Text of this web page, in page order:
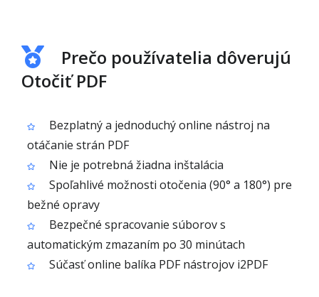
Prečo používatelia dôverujú
Otočiť PDF
Bezplatný a jednoduchý online nástroj na
otáčanie strán PDF
Nie je potrebná žiadna inštalácia
Spoľahlivé možnosti otočenia (90° a 180°) pre
bežné opravy
Bezpečné spracovanie súborov s
automatickým zmazaním po 30 minútach
Súčasť online balíka PDF nástrojov i2PDF